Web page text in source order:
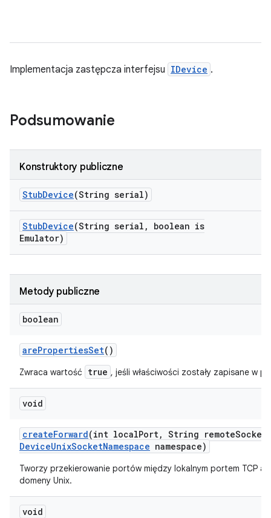
Implementacja zastępcza interfejsu IDevice .
Podsumowanie
Konstruktory publiczne
StubDevice(String serial)
StubDevice(String serial ,
boolean is
Emulator)
Metody publiczne
boolean
arePropertiesSet()
Zwraca wartość true , jeśli właściwości zostały zapisane w
void
createForward(int localPort, String remoteSocket
DeviceUnixSocketNamespace namespace)
Tworzy przekierowanie portów między lokalnym portem TCP a
domeny Unix.
void